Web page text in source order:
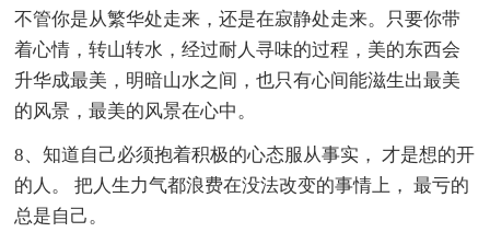
不管你是从繁华处走来，还是在寂静处走来。只要你带
着心情，转山转水，经过耐人寻味的过程，美的东西会
升华成最美，明暗山水之间，也只有心间能滋生出最美
的风景，最美的风景在心中。
8、知道自己必须抱着积极的心态服从事实， 才是想的开
的人。 把人生力气都浪费在没法改变的事情上， 最亏的
总是自己。